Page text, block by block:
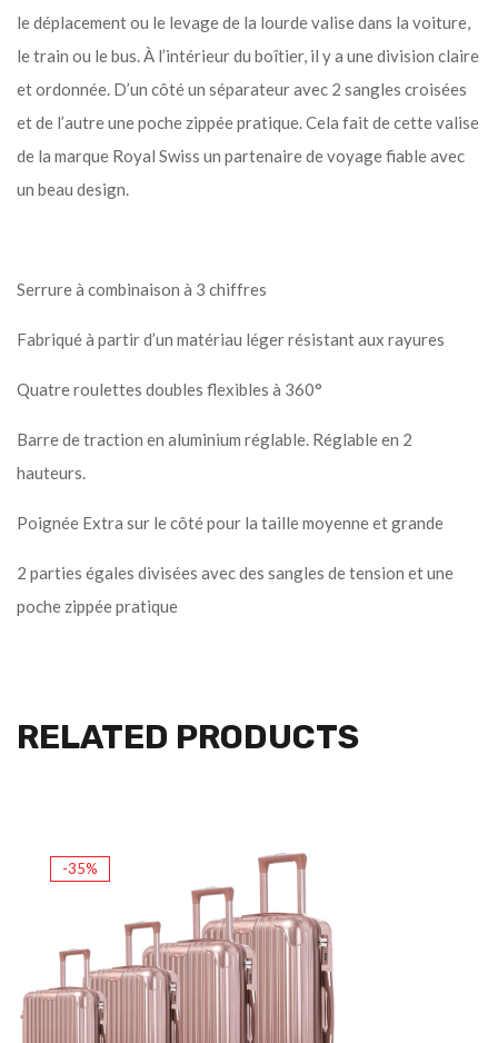
le déplacement ou le levage de la lourde valise dans la voiture,
le train ou le bus. À l’intérieur du boîtier, il y a une division claire
et ordonnée. D’un côté un séparateur avec 2 sangles croisées
et de l’autre une poche zippée pratique. Cela fait de cette valise
de la marque Royal Swiss un partenaire de voyage fiable avec
un beau design.
Serrure à combinaison à 3 chiffres
Fabriqué à partir d’un matériau léger résistant aux rayures
Quatre roulettes doubles flexibles à 360°
Barre de traction en aluminium réglable. Réglable en 2
hauteurs.
Poignée Extra sur le côté pour la taille moyenne et grande
2 parties égales divisées avec des sangles de tension et une
poche zippée pratique
RELATED PRODUCTS
-35%